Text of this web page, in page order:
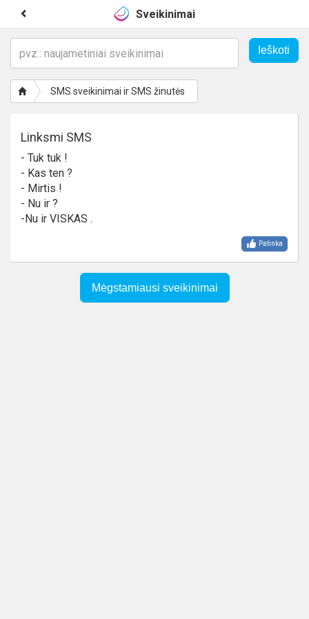
Sveikinimai
SMS sveikinimai ir SMS žinutės
Linksmi SMS
- Tuk tuk !
- Kas ten ?
- Mirtis !
- Nu ir ?
-Nu ir VISKAS .
Patinka
Mėgstamiausi sveikinimai